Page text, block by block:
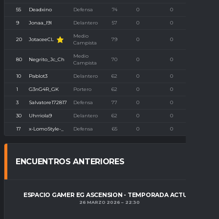
55 Deadxino Defensa 74 0 0
9 Jonaa_l9l Delantero 57 0 0
20 JotaceeCL
Medio
Campista
79 0 0
80 Negrito_Jc_Ch
Medio
Campista
70 0 0
10 Pablot3 Delantero 62 0 0
1 G3nG4R_GK Portero 62 0 0
3 Salvatore172817 Defensa 77 0 0
30 Uhrriola9 Delantero 62 0 0
17 x-LomoStyle-_ Defensa 65 0 0
ENCUENTROS ANTERIORES
ESPACIO GAMER EG ASCENSION - TEMPORADA ACTUAL
26 MARZO 2026 22:30